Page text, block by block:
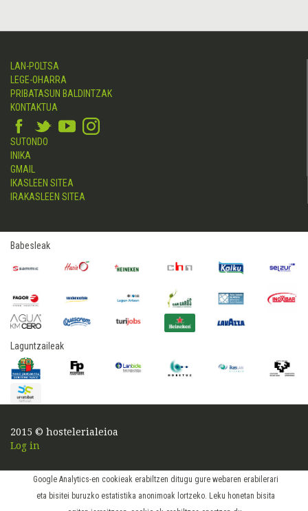
Google Analytics-en cookieak erabiltzen ditugu gure webaren erabilerari
eta bisitei buruzko estatistika anonimoak lortzeko. Leku honetan bisita
LAN-POLTSA
LEGE-OHARRA
PRIBATASUN BALDINTZAK
KONTAKTUA
SUTONDO
INIKA
GMAIL
IKASLEEN SITEA
IRAKASLEEN SITEA
Babesleak
Laguntzaileak
2015 © hostelerialeioa
Log in